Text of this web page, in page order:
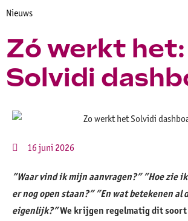
Nieuws
Zó werkt het:
Solvidi
16 juni 2026
”Waar vind ik mijn aanvragen?” ”Hoe zie
er nog open staan?” ”En wat betekenen al
eigenlijk?”We krijgen regelmatig dit soort